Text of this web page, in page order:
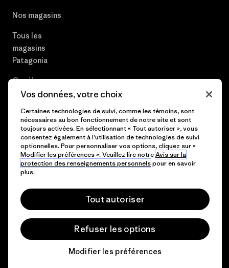
Nos magasins
Tous les
magasins
Patagonia
Carrières
Plan du site
© 2026 Patagonia, Inc. All Rights Reserved.
Vos données, votre choix
Certaines technologies de suivi, comme les témoins, sont
nécessaires au bon fonctionnement de notre site et sont
toujours activées. En sélectionnant « Tout autoriser », vous
consentez également à l’utilisation de technologies de suivi
optionnelles. Pour personnaliser vos options, cliquez sur «
Modifier les préférences ». Veuillez lire notreAvis sur la
protection des renseignements personnelspour en savoir
plus.
Tout autoriser
Refuser les options
Modifier les préférences